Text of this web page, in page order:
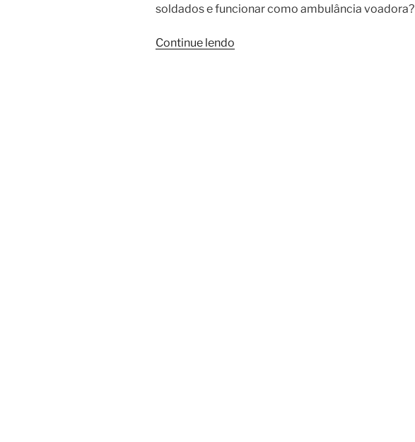
soldados e funcionar como ambulância voadora?
Continue lendo